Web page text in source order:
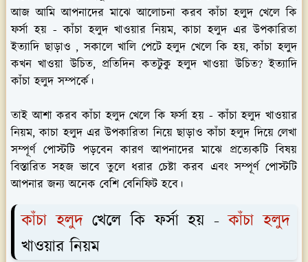
আজ আমি আপনাদের মাঝে আলোচনা করব কাঁচা হলুদ খেলে কি
ফর্সা হয় - কাঁচা হলুদ খাওয়ার নিয়ম, কাচা হলুদ এর উপকারিতা
ইত্যাদি ছাড়াও , সকালে খালি পেটে হলুদ খেলে কি হয়, কাঁচা হলুদ
কখন খাওয়া উচিত, প্রতিদিন কতটুকু হলুদ খাওয়া উচিত? ইত্যাদি
কাঁচা হলুদ সম্পর্কে।
তাই আশা করব কাঁচা হলুদ খেলে কি ফর্সা হয় - কাঁচা হলুদ খাওয়ার
নিয়ম, কাচা হলুদ এর উপকারিতা নিয়ে ছাড়াও কাঁচা হলুদ দিয়ে লেখা
সম্পূর্ণ পোস্টটি পড়বেন কারণ আপনাদের মাঝে প্রত্যেকটি বিষয়
বিস্তারিত সহজ ভাবে তুলে ধরার চেষ্টা করব এবং সম্পূর্ণ পোস্টটি
আপনার জন্য অনেক বেশি বেনিফিট হবে।
কাঁচা হলুদখেলে কি ফর্সা হয় -কাঁচা হলুদ
খাওয়ার নিয়ম